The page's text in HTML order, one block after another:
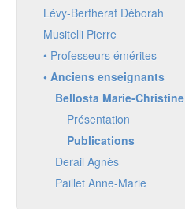
Lévy-Bertherat Déborah
Musitelli Pierre
• Professeurs émérites
• Anciens enseignants
Bellosta Marie-Christine
Présentation
Publications
Derail Agnès
Paillet Anne-Marie